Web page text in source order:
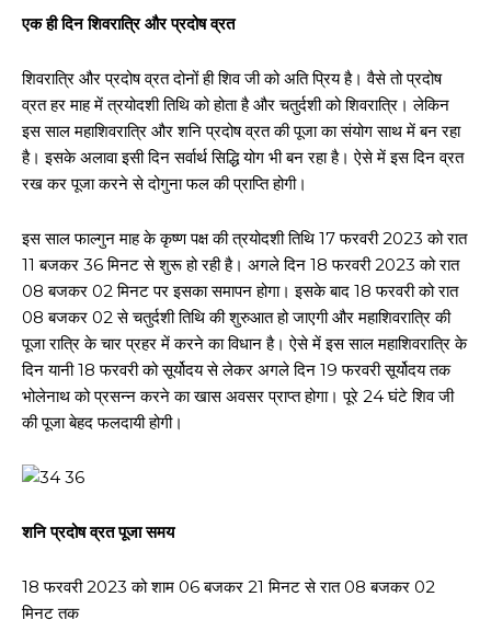
एक ही दिन शिवरात्रि और प्रदोष व्रत
शिवरात्रि और प्रदोष व्रत दोनों ही शिव जी को अति प्रिय है। वैसे तो प्रदोष
व्रत हर माह में त्रयोदशी तिथि को होता है और चतुर्दशी को शिवरात्रि। लेकिन
इस साल महाशिवरात्रि और शनि प्रदोष व्रत की पूजा का संयोग साथ में बन रहा
है। इसके अलावा इसी दिन सर्वार्थ सिद्धि योग भी बन रहा है। ऐसे में इस दिन व्रत
रख कर पूजा करने से दोगुना फल की प्राप्ति होगी।
इस साल फाल्गुन माह के कृष्ण पक्ष की त्रयोदशी तिथि 17 फरवरी 2023 को रात
11 बजकर 36 मिनट से शुरू हो रही है। अगले दिन 18 फरवरी 2023 को रात
08 बजकर 02 मिनट पर इसका समापन होगा। इसके बाद 18 फरवरी को रात
08 बजकर 02 से चतुर्दशी तिथि की शुरुआत हो जाएगी और महाशिवरात्रि की
पूजा रात्रि के चार प्रहर में करने का विधान है। ऐसे में इस साल महाशिवरात्रि के
दिन यानी 18 फरवरी को सूर्योदय से लेकर अगले दिन 19 फरवरी सूर्योदय तक
भोलेनाथ को प्रसन्न करने का खास अवसर प्राप्त होगा। पूरे 24 घंटे शिव जी
की पूजा बेहद फलदायी होगी।
शनि प्रदोष व्रत पूजा समय
18 फरवरी 2023 को शाम 06 बजकर 21 मिनट से रात 08 बजकर 02
मिनट तक